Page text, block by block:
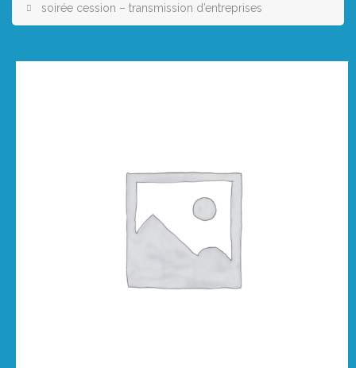
soirée cession – transmission d’entreprises